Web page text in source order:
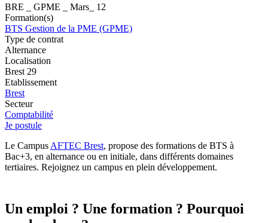
BRE _ GPME _ Mars_ 12
Formation(s)
BTS Gestion de la PME (GPME)
Type de contrat
Alternance
Localisation
Brest 29
Etablissement
Brest
Secteur
Comptabilité
Je postule
Le CampusAFTEC Brest, propose des formations de BTS à
Bac+3, en alternance ou en initiale, dans différents domaines
tertiaires. Rejoignez un campus en plein développement.
Un emploi ? Une formation ? Pourquoi